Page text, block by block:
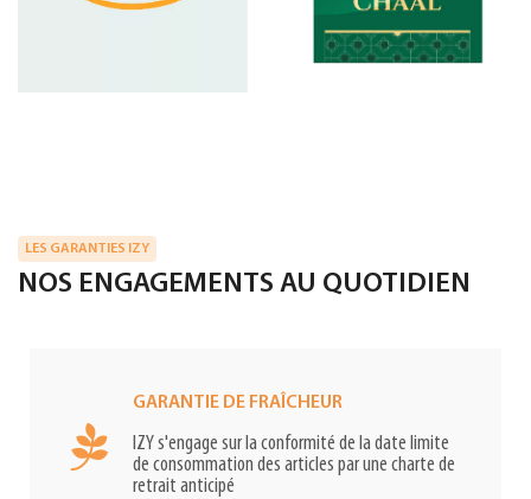
LES GARANTIES IZY
NOS ENGAGEMENTS AU QUOTIDIEN
GARANTIE DE FRAÎCHEUR
IZY s'engage sur la conformité de la date limite
de consommation des articles par une charte de
retrait anticipé